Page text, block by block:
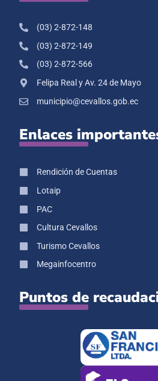
(03) 2-872-148
(03) 2-872-149
(03) 2-872-566
Felipa Real y Av. 24 de Mayo
municipio@cevallos.gob.ec
Enlaces
Rendición de Cuentas
Lotaip
PAC
Cultura Cevallos
Turismo Cevallos
Megainfocentro
Puntos de